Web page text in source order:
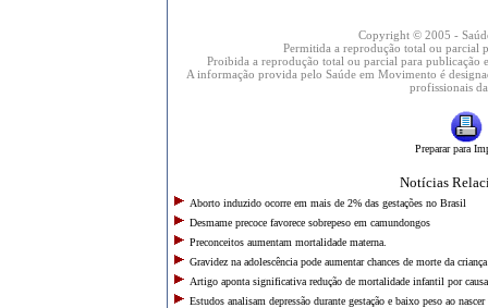
Copyright © 2005 -
Permitida a reprodução total ou parcial
Proibida a reprodução total ou parcial para publicação
A informação provida pelo Saúde em Movimento é
profissionais
Preparar para
Notícias
Aborto induzido ocorre em mais de 2% das gestações no Brasil
Desmame precoce favorece sobrepeso em camundongos
Preconceitos aumentam mortalidade materna.
Gravidez na adolescência pode aumentar chances de morte da
Artigo aponta significativa redução de mortalidade infantil por
Estudos analisam depressão durante gestação e baixo peso ao nascer